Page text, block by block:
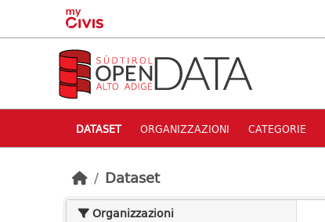
Skip to main content
DATASET ORGANIZZAZIONI CATEGORIE
Dataset
Organizzazioni